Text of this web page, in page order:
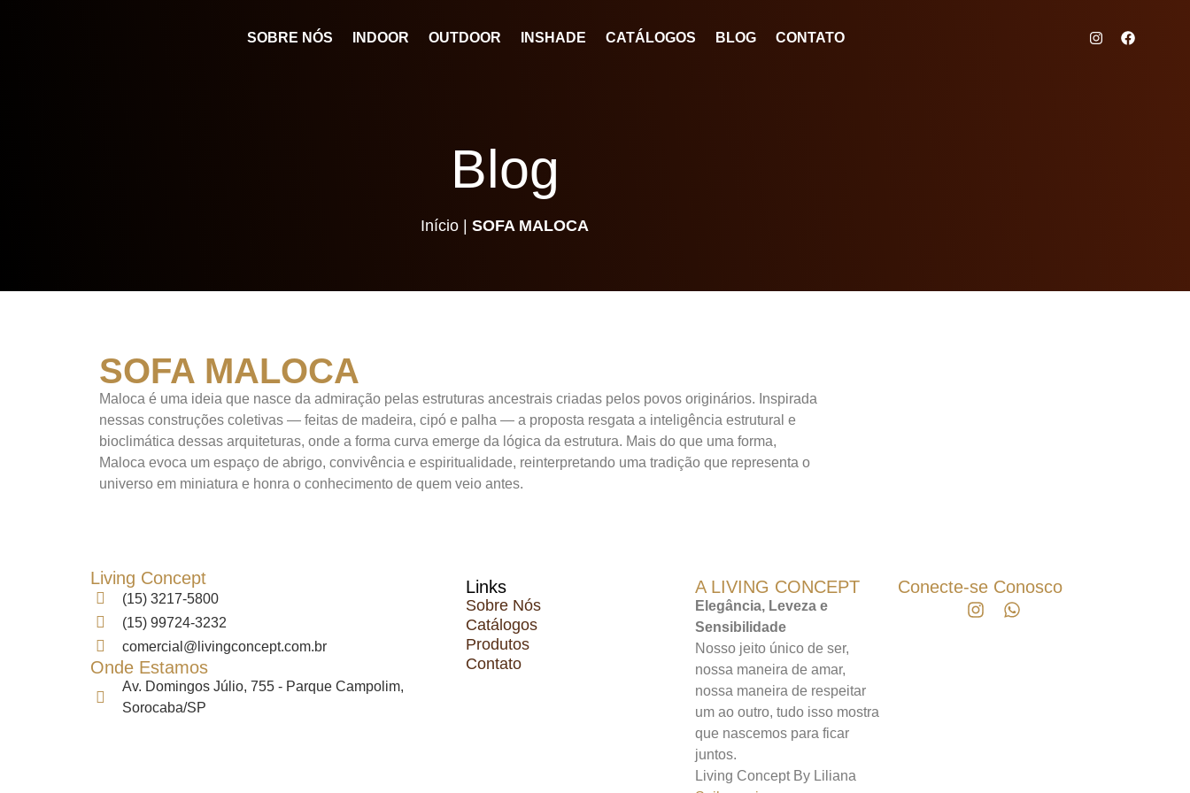
SOBRE NÓS INDOOR OUTDOOR INSHADE CATÁLOGOS BLOG CONTATO
Blog
Início SOFA MALOCA
SOFA MALOCA
Maloca é uma ideia que nasce da admiração pelas estruturas ancestrais criadas pelos povos originários. Inspirada
nessas construções coletivas — feitas de madeira, cipó e palha — a proposta resgata a inteligência estrutural e
bioclimática dessas arquiteturas, onde a forma curva emerge da lógica da estrutura. Mais do que uma forma,
Maloca evoca um espaço de abrigo, convivência e espiritualidade, reinterpretando uma tradição que representa o
universo em miniatura e honra o conhecimento de quem veio antes.
Living Concept
(15) 3217-5800
(15) 99724-3232
comercial@livingconcept.com.br
Onde Estamos
Av. Domingos Júlio, 755 - Parque Campolim,
Sorocaba/SP
Links
Sobre Nós
Catálogos
Produtos
Contato
A LIVING CONCEPT
Elegância, Leveza e
Sensibilidade
Nosso jeito único de ser,
nossa maneira de amar,
nossa maneira de respeitar
um ao outro, tudo isso mostra
que nascemos para ficar
juntos.
Living Concept By Liliana
Conecte-se Conosco